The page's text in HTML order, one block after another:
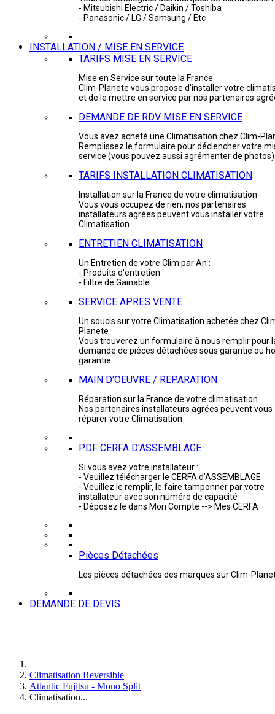
- Mitsubishi Electric / Daikin / Toshiba
- Panasonic / LG / Samsung / Etc
INSTALLATION / MISE EN SERVICE
TARIFS MISE EN SERVICE
Mise en Service sur toute la France
Clim-Planete vous propose d'installer votre
et de le mettre en service par nos partenaires
DEMANDE DE RDV MISE EN SERVICE
Vous avez acheté une Climatisation chez Clim-
Remplissez le formulaire pour déclencher votre
service (vous pouvez aussi agrémenter de photos)
TARIFS INSTALLATION CLIMATISATION
Installation sur la France de votre climatisation
Vous vous occupez de rien, nos partenaires
installateurs agrées peuvent vous installer votre
Climatisation
ENTRETIEN CLIMATISATION
Un Entretien de votre Clim par An :
- Produits d'entretien
- Filtre de Gainable
SERVICE APRES VENTE
Un soucis sur votre Climatisation achetée chez
Planete
Vous trouverez un formulaire à nous remplir pour
demande de pièces détachées sous garantie ou
garantie
MAIN D'OEUVRE / REPARATION
Réparation sur la France de votre climatisation
Nos partenaires installateurs agrées peuvent vous
réparer votre Climatisation
PDF CERFA D'ASSEMBLAGE
Si vous avez votre installateur :
- Veuillez télécharger le CERFA d'ASSEMBLAGE
- Veuillez le remplir, le faire tamponner par votre
installateur avec son numéro de capacité
- Déposez le dans Mon Compte --> Mes CERFA
Pièces Détachées
Les pièces détachées des marques sur Clim-
DEMANDE DE DEVIS
Climatisation Reversible
Atlantic Fujitsu - Mono Split
Climatisation...